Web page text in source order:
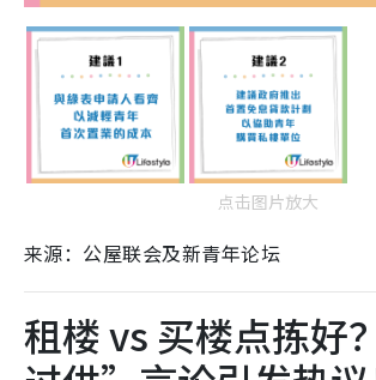
点击图片放大
来源：公屋联会及新青年论坛
租楼 vs 买楼点拣好